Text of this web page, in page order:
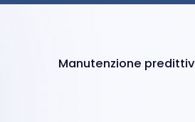
Manutenzione